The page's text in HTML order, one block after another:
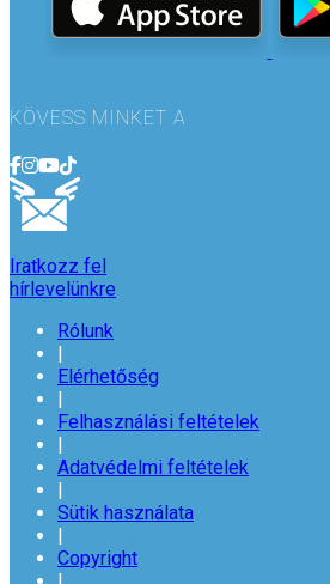
KÖVESS MINKET A
Iratkozz fel
hírlevelünkre
Rólunk
Elérhetőség
Felhasználási feltételek
Adatvédelmi feltételek
Sütik használata
Copyright